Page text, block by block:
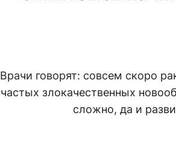
Врачи говорят: совсем скоро
частых злокачественных
сложно, да и